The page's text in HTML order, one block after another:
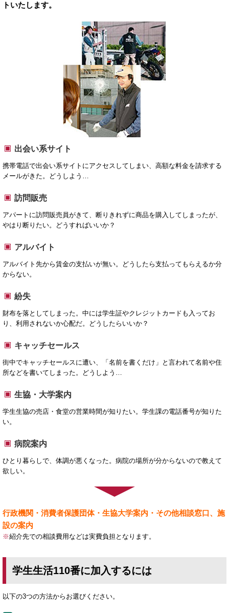
トいたします。
出会い系サイト
携帯電話で出会い系サイトにアクセスしてしまい、高額な料金を請求する
メールがきた。どうしよう…
訪問販売
アパートに訪問販売員がきて、断りきれずに商品を購入してしまったが、
やはり断りたい。どうすればいいか？
アルバイト
アルバイト先から賃金の支払いが無い。どうしたら支払ってもらえるか分
からない。
紛失
財布を落としてしまった。中には学生証やクレジットカードも入ってお
り、利用されないか心配だ。どうしたらいいか？
キャッチセールス
街中でキャッチセールスに遭い、「名前を書くだけ」と言われて名前や住
所などを書いてしまった。どうしよう…
生協・大学案内
学生生協の売店・食堂の営業時間が知りたい。学生課の電話番号が知りた
い。
病院案内
ひとり暮らしで、体調が悪くなった。病院の場所が分からないので教えて
欲しい。
行政機関・消費者保護団体・生協大学案内・その他相談窓口、施
設の案内
※紹介先での相談費用などは実費負担となります。
学生生活110番に加入するには
以下の3つの方法からお選びください。